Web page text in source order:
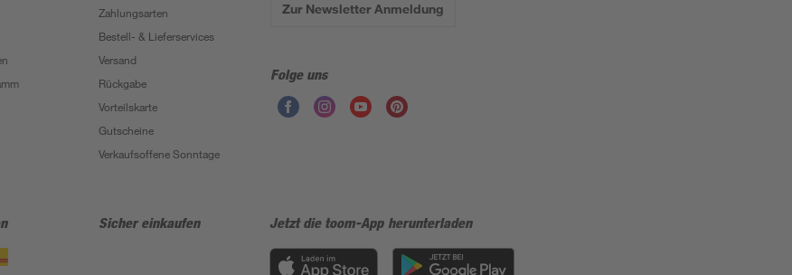
Zahlungsarten
Bestell- & Lieferservices
Versand
Rückgabe
Vorteilskarte
Gutscheine
Verkaufsoffene Sonntage
Zur Newsletter Anmeldung
Folge uns
Sicher einkaufen Jetzt die toom-App herunterladen